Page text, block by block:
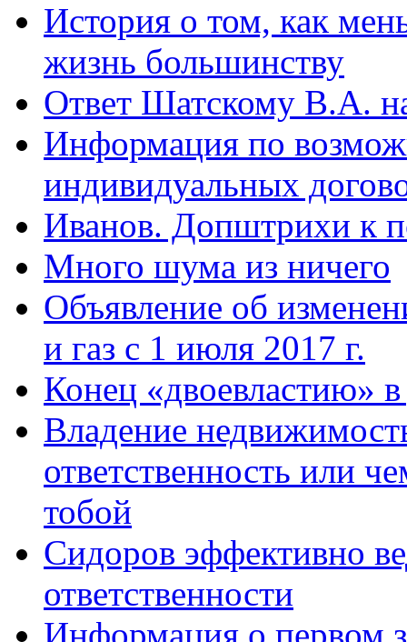
История о том, как
жизнь большинству
Ответ Шатскому В.А.
Информация по
индивидуальных
Иванов. Допштрихи к
Много шума из ничего
Объявление об
и газ с 1 июля 2017 г.
Конец «двоевластию»
Владение
ответственность или
тобой
Сидоров эффективно
ответственности